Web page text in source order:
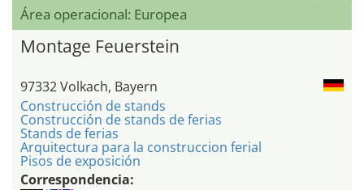
Área operacional: Europea
Montage Feuerstein
97332 Volkach, Bayern
Construcción de stands
Construcción de stands de ferias
Stands de ferias
Arquitectura para la construccion ferial
Pisos de exposición
Correspondencia: